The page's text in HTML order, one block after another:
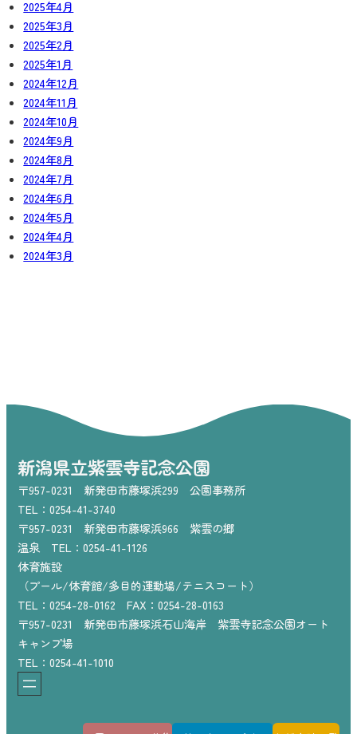
2025年4月
2025年3月
2025年2月
2025年1月
2024年12月
2024年11月
2024年10月
2024年9月
2024年8月
2024年7月
2024年6月
2024年5月
2024年4月
2024年3月
新潟県立紫雲寺記念公園
〒957-0231 新発田市藤塚浜299 公園事務所
TEL：0254-41-3740
〒957-0231 新発田市藤塚浜966 紫雲の郷
温泉 TEL：0254-41-1126
体育施設
（プール/体育館/多目的運動場/テニスコート）
TEL：0254-28-0162 FAX：0254-28-0163
〒957-0231 新発田市藤塚浜石山海岸 紫雲寺記念公園オート
キャンプ場
TEL：0254-41-1010